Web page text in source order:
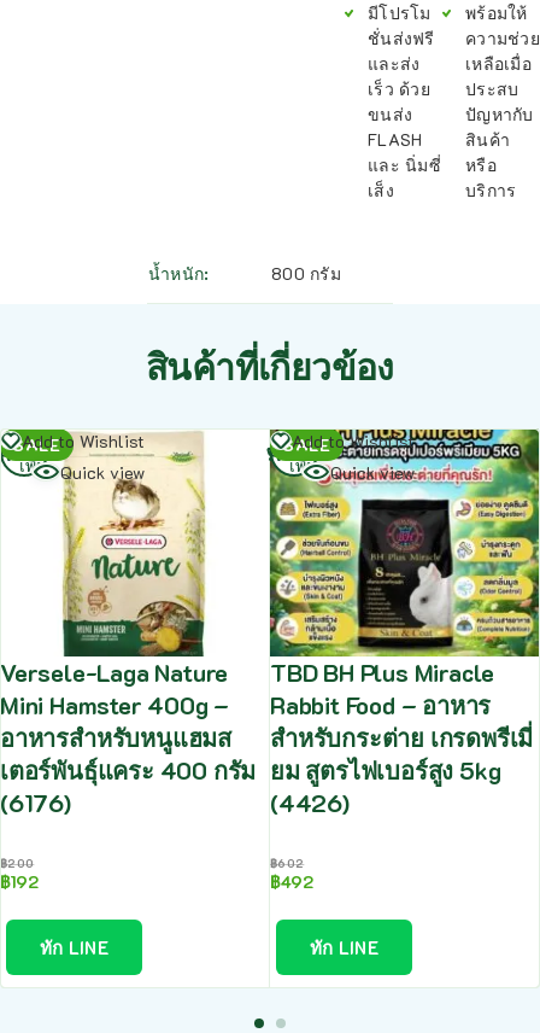
มีโปรโม
ชั่นส่งฟรี
และส่ง
เร็ว ด้วย
ขนส่ง
FLASH
และ นิ่มซี่
เส็ง
พร้อมให้
ความช่วย
เหลือเมื่อ
ประสบ
ปัญหากับ
สินค้า
หรือ
บริการ
น้ำหนัก 800 กรัม
สินค้าที่เกี่ยวข้อง
SALE
Add to Wishlist
Quick view
Versele-Laga Nature
Mini Hamster 400g –
อาหารสำหรับหนูแฮมส
เตอร์พันธุ์แคระ 400 กรัม
(6176)
฿200
฿192
ทัก LINE
อ่าน
เพิ่ม
SALE
Add to Wishlist
Quick view
TBD BH Plus Miracle
Rabbit Food – อาหาร
สำหรับกระต่าย เกรดพรีเมี่
ยม สูตรไฟเบอร์สูง 5kg
(4426)
฿602
฿492
ทัก LINE
อ่าน
เพิ่ม